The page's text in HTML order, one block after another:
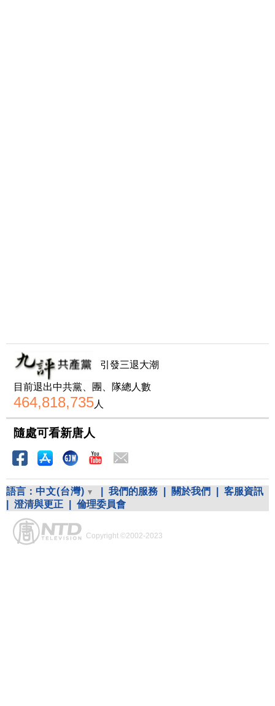
引發三退大潮
目前退出中共黨、團、隊總人數
464,818,735人
隨處可看新唐人
語言： 中文(台灣) 我們的服務 關於我們
客服資訊
澄清與更正 倫理委員會
Copyright ©2002-2023